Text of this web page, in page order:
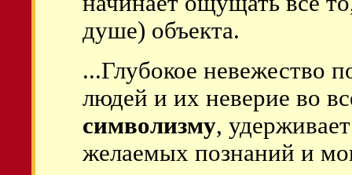
душе) объекта.
...Глубокое невежество
людей и их неверие во
символизму,
желаемых познаний и